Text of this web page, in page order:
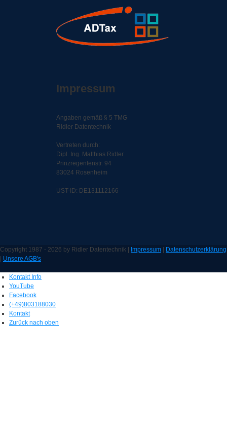
Impressum
Angaben gemäß § 5 TMG
Ridler Datentechnik
Vertreten durch:
Dipl. Ing. Matthias Ridler
Prinzregentenstr. 94
83024 Rosenheim
UST-ID: DE131112166
Copyright 1987 - 2026 by Ridler Datentechnik | Impressum
Datenschutzerklärung
Unsere AGB's
Kontakt Info
YouTube
Facebook
(+49)803188030
Kontakt
Zurück nach oben